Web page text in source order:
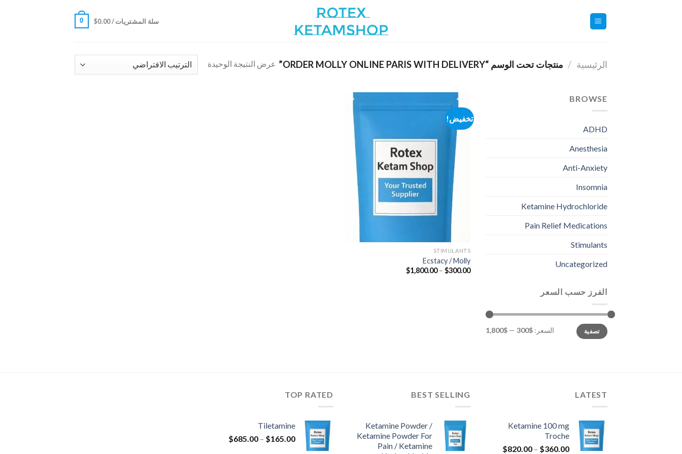
سلة المشتريات / $0.00
0
الرئيسية / منتجات تحت الوسم “ORDER MOLLY ONLINE PARIS WITH DELIVERY” عرض النتيجة الوحيدة
BROWSE
ADHD
Anesthesia
Anti-Anxiety
Insomnia
Ketamine Hydrochloride
Pain Relief Medications
Stimulants
Uncategorized
الفرز حسب السعر
أدنى
سعر
أعلى
سعرتصفية السعر: $300
—
$1,800
تخفيض!
Add to
wishlist
STIMULANTS
Ecstacy / Molly
$300.00
–
$1,800.00 نطاق
LATEST
Ketamine 100 mg
Troche
$360.00
–
$820.00
BEST SELLING
Ketamine Powder /
Ketamine Powder For
Pain / Ketamine
TOP RATED
Tiletamine
$165.00
–
$685.00